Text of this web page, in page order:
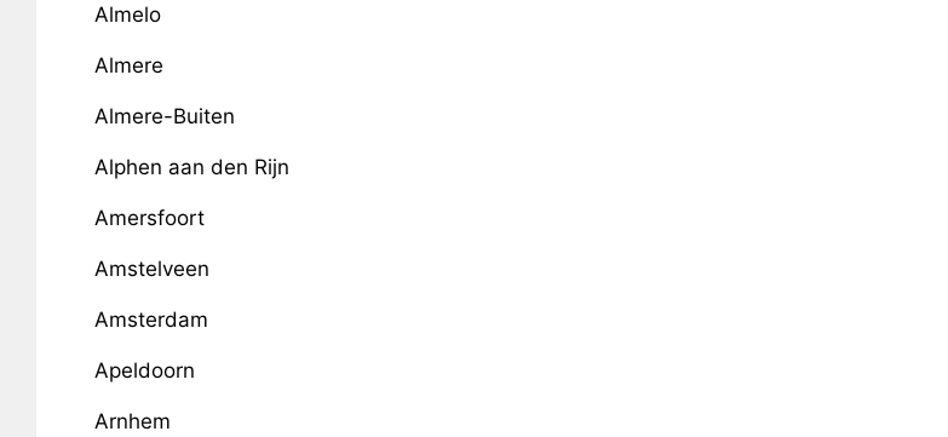
Almelo
Almere
Almere-Buiten
Alphen aan den Rijn
Amersfoort
Amstelveen
Amsterdam
Apeldoorn
Arnhem